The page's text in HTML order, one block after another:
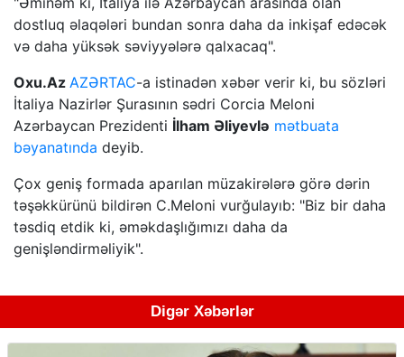
dostluq əlaqələri bundan sonra daha da inkişaf edəcək
və daha yüksək səviyyələrə qalxacaq".
Oxu.Az AZƏRTAC-a istinadən xəbər verir ki, bu sözləri
İtaliya Nazirlər Şurasının sədri Corcia Meloni
Azərbaycan Prezidenti İlham Əliyevlə mətbuata
bəyanatında deyib.
Çox geniş formada aparılan müzakirələrə görə dərin
təşəkkürünü bildirən C.Meloni vurğulayıb: "Biz bir daha
təsdiq etdik ki, əməkdaşlığımızı daha da
genişləndirməliyik".
Digər Xəbərlər